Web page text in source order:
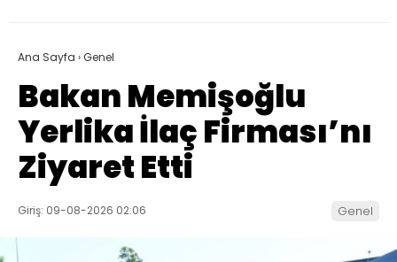
Ana Sayfa ›Genel
Bakan Memişoğlu
Yerlika İlaç Firması’nı
Ziyaret Etti
Giriş: 09-08-2026 02:06 Genel